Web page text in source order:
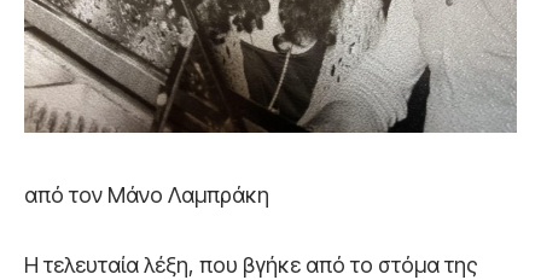
από τον Μάνο Λαμπράκη
H τελευταία λέξη, που βγήκε από το στόμα της